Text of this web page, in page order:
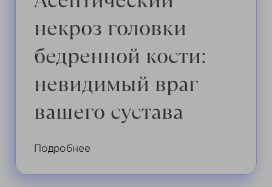
некроз головки
бедренной кости:
невидимый враг
вашего сустава
Подробнее